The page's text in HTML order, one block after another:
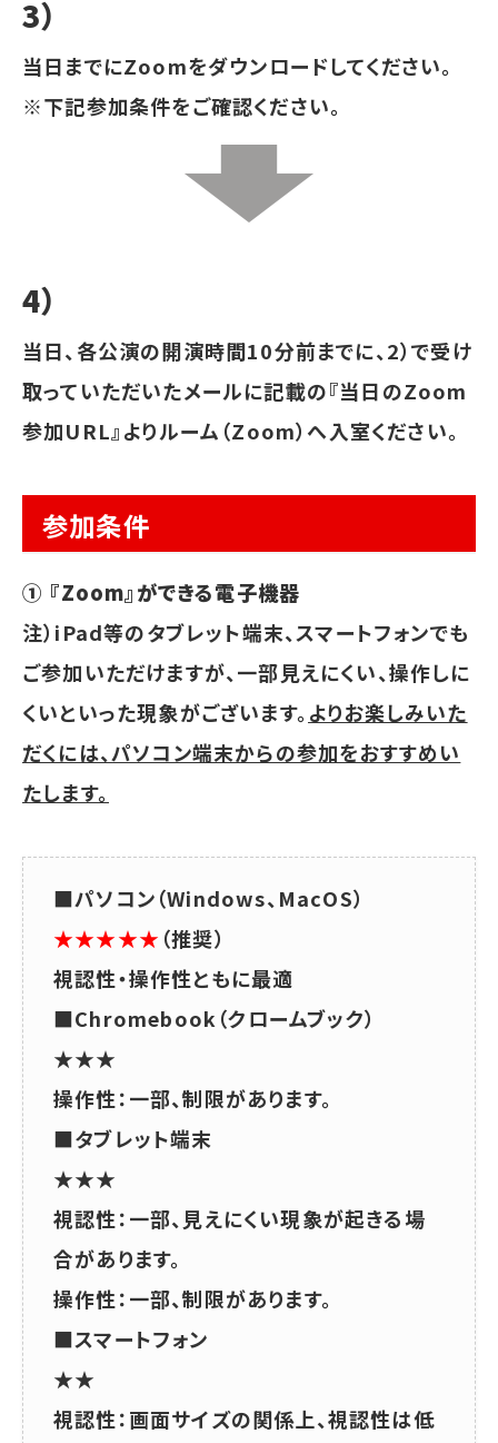
3）
当日までにZoomをダウンロードしてください。
※下記参加条件をご確認ください。
4）
当日、各公演の開演時間10分前までに、2）で受け
取っていただいたメールに記載の『当日のZoom
参加URL』よりルーム（Zoom）へ入室ください。
参加条件
① 『Zoom』ができる電子機器
注）iPad等のタブレット端末、スマートフォンでも
ご参加いただけますが、一部見えにくい、操作しに
くいといった現象がございます。よりお楽しみいた
だくには、パソコン端末からの参加をおすすめい
たします。
■パソコン（Windows、MacOS）
★★★★★ （推奨）
視認性・操作性ともに最適
■Chromebook（クロームブック）
★★★
操作性：一部、制限があります。
■タブレット端末
★★★
視認性：一部、見えにくい現象が起きる場
合があります。
操作性：一部、制限があります。
■スマートフォン
★★
視認性：画面サイズの関係上、視認性は低